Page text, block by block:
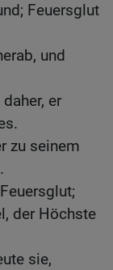
Feuersglut
und
er
zu seinem
der Höchste
sie,